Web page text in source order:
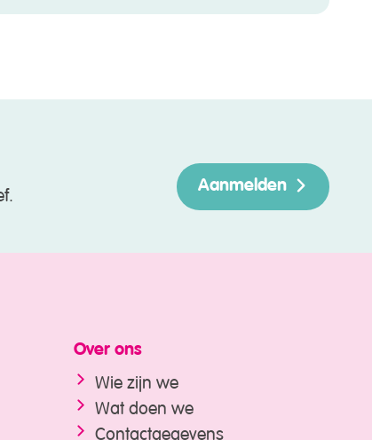
Aanmelden
Over ons
Wie zijn we
Wat doen we
Contactgegevens